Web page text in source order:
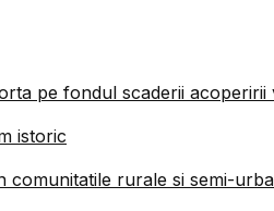
pe fondul scaderii acoperirii
istoric
comunitatile rurale si semi-